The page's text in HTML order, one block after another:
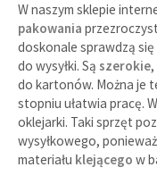
W naszym sklepie
pakowania
doskonale sprawdzą
do wysyłki. Są szerokie,
do kartonów. Można je
stopniu ułatwia pracę.
oklejarki. Taki sprzęt
wysyłkowego,
materiału klejącego w